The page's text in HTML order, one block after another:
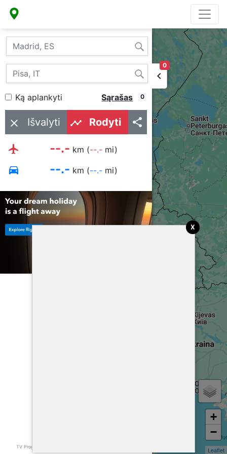
0
keyboard_arrow_left
Ką aplankyti 0
Sąrašas
clear Išvalyti timeline Rodyti share
flight --.- km (--.-mi)
directions_car --.- km (--.-mi)
TV Programa
...
+
−
Leaflet
x